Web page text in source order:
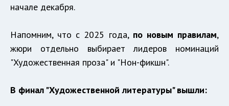
начале декабря.
Напомним, что с 2025 года, по новым правилам,
жюри отдельно выбирает лидеров номинаций
"Художественная проза" и "Нон-фикшн".
В финал "Художественной литературы" вышли: